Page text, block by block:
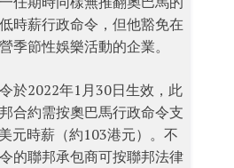
時薪行政命令，但他豁免在
季節性娛樂活動的企業。
於2022年1月30日生效，此
合約需按奧巴馬行政命令支
元時薪（約103港元）。不
的聯邦承包商可按聯邦法律